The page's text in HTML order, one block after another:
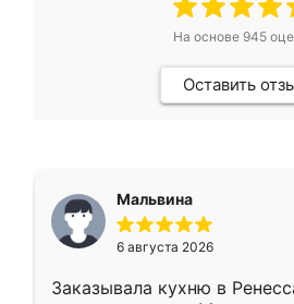
На основе 945
Оставить
Мальвина
6 августа 2026
Заказывала кухню в